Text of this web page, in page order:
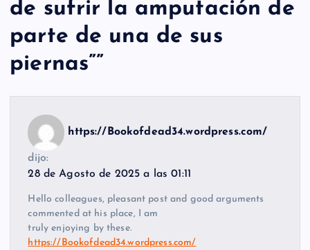
de sufrir la amputación de
parte de una de sus
piernas””
https://Bookofdead34.wordpress.com/
dijo:
28 de Agosto de 2025 a las 01:11
Hello colleagues, pleasant post and good arguments
commented at his place, I am
truly enjoying by these.
https://Bookofdead34.wordpress.com/